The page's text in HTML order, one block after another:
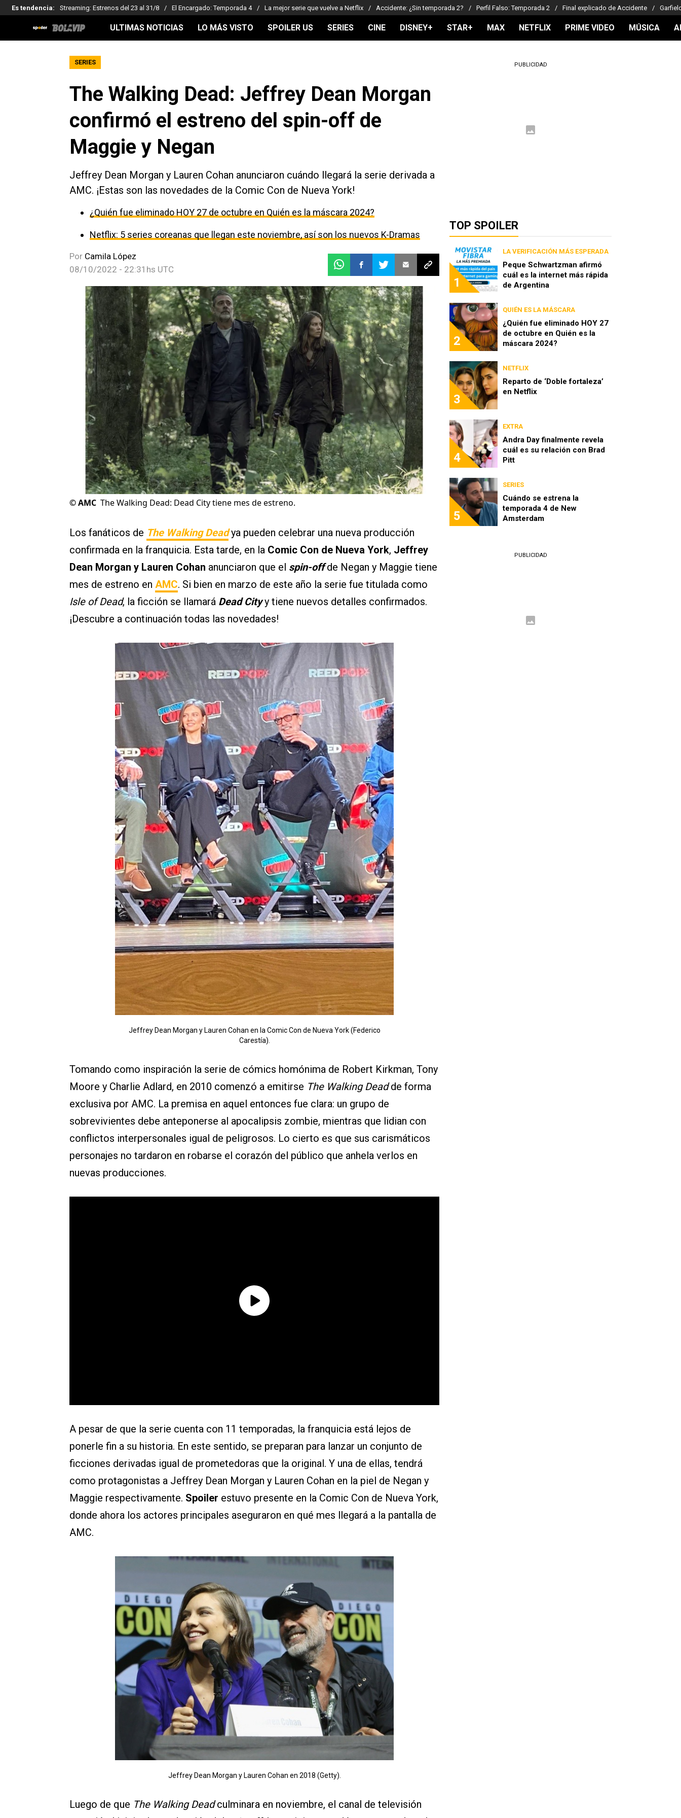
Es tendencia: Streaming: Estrenos del 23 al 31/8 El Encargado: Temporada 4 La mejor serie que vuelve a Netflix Accidente: ¿Sin temporada 2? Perfil Falso: Temporada 2 Final explicado de Accidente
ULTIMAS NOTICIAS LO MÁS VISTO SPOILER US SERIES CINE DISNEY+ STAR+ MAX NETFLIX PRIME VIDEO MÚSICA
SERIES
The Walking Dead: Jeffrey Dean Morgan
confirmó el estreno del spin-off de
Maggie y Negan
Jeffrey Dean Morgan y Lauren Cohan anunciaron cuándo llegará la serie derivada a
AMC. ¡Estas son las novedades de la Comic Con de Nueva York!
¿Quién fue eliminado HOY 27 de octubre en Quién es la máscara 2024?
Netflix: 5 series coreanas que llegan este noviembre, así son los nuevos K-Dramas
Por Camila López
08/10/2022 - 22:31hs UTC
©AMC The Walking Dead: Dead City tiene mes de estreno.
Los fanáticos de The Walking Deadya pueden celebrar una nueva producción
confirmada en la franquicia. Esta tarde, en la Comic Con de Nueva York, Jeffrey
Dean Morgan y Lauren Cohan anunciaron que el spin-offde Negan y Maggie tiene
mes de estreno en AMC. Si bien en marzo de este año la serie fue titulada como
Isle of Dead, la ficción se llamará Dead Cityy tiene nuevos detalles confirmados.
¡Descubre a continuación todas las novedades!
Jeffrey Dean Morgan y Lauren Cohan en la Comic Con de Nueva York (Federico
Carestía).
Tomando como inspiración la serie de cómics homónima de Robert Kirkman, Tony
Moore y Charlie Adlard, en 2010 comenzó a emitirse The Walking Deadde forma
exclusiva por AMC. La premisa en aquel entonces fue clara: un grupo de
sobrevivientes debe anteponerse al apocalipsis zombie, mientras que lidian con
conflictos interpersonales igual de peligrosos. Lo cierto es que sus carismáticos
personajes no tardaron en robarse el corazón del público que anhela verlos en
nuevas producciones.
A pesar de que la serie cuenta con 11 temporadas, la franquicia está lejos de
ponerle fin a su historia. En este sentido, se preparan para lanzar un conjunto de
ficciones derivadas igual de prometedoras que la original. Y una de ellas, tendrá
como protagonistas a Jeffrey Dean Morgan y Lauren Cohan en la piel de Negan y
Maggie respectivamente. Spoiler estuvo presente en la Comic Con de Nueva York,
donde ahora los actores principales aseguraron en qué mes llegará a la pantalla de
AMC.
Jeffrey Dean Morgan y Lauren Cohan en 2018 (Getty).
Luego de que The Walking Deadculminara en noviembre, el canal de televisión
PUBLICIDAD
TOP SPOILER
1
LA VERIFICACIÓN MÁS ESPERADA
Peque Schwartzman afirmó
cuál es la internet más rápida
de Argentina
2
QUIÉN ES LA MÁSCARA
¿Quién fue eliminado HOY 27
de octubre en Quién es la
máscara 2024?
3
NETFLIX
Reparto de ‘Doble fortaleza’
en Netflix
4
EXTRA
Andra Day finalmente revela
cuál es su relación con Brad
Pitt
5
SERIES
Cuándo se estrena la
temporada 4 de New
Amsterdam
PUBLICIDAD